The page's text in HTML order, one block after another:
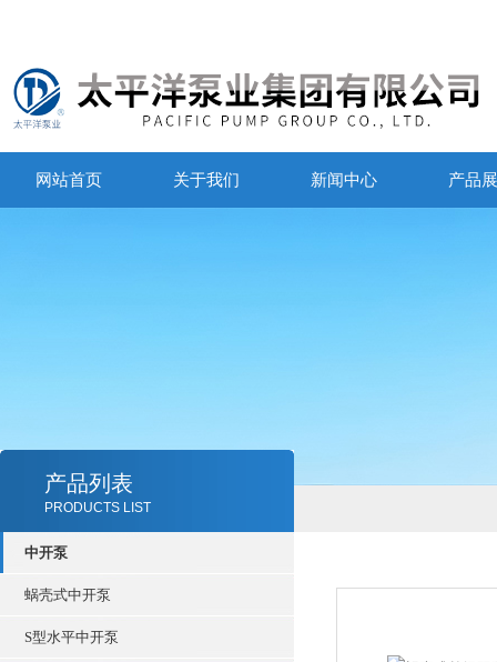
网站首页 关于我们 新闻中心 产品
产品列表
PRODUCTS LIST
中开泵
蜗壳式中开泵
S型水平中开泵